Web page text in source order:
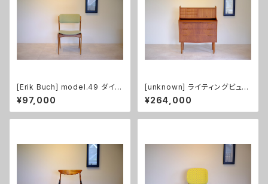
[Erik Buch] model.49 ダイニ
ングチェア
¥97,000
[unknown] ライティングビュー
ロー チーク
¥264,000